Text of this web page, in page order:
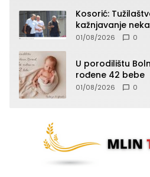
Kosorić:
kažnjavanje
Vlaseničke
01/08/2026 0
U porodilištu
rođene 42 bebe
01/08/2026 0